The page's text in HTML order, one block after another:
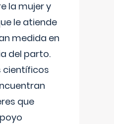
la mujer y
le atiende
medida en
del parto.
científicos
que